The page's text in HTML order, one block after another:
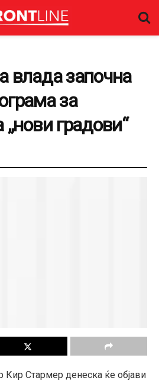
влада започна
за
„нови градови“
Кир Стармер денеска ќе објави